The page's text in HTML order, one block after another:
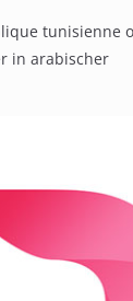
tunisienne
in arabischer